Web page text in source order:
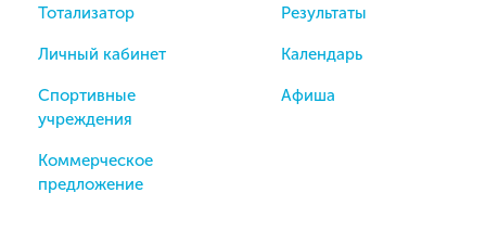
Тотализатор
Личный кабинет
Спортивные
учреждения
Коммерческое
предложение
Результаты
Календарь
Афиша